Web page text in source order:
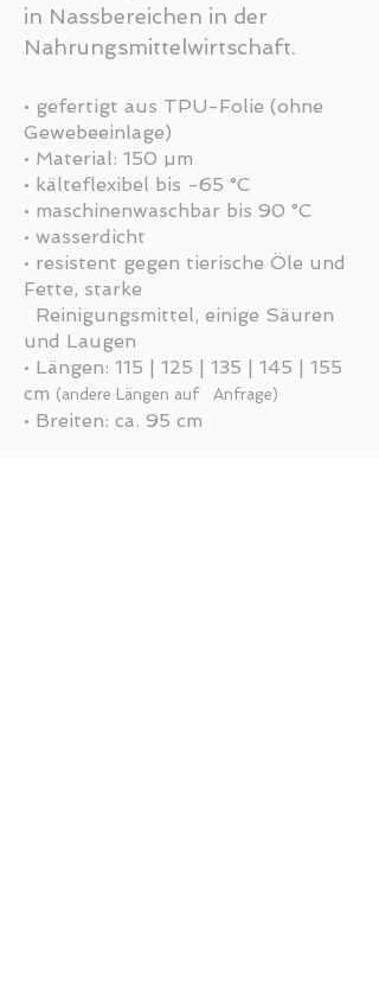
in Nassbereichen in der
Nahrungsmittelwirtschaft.
• gefertigt aus TPU-Folie (ohne
Gewebeeinlage)
• Material: 150 µm
• kälteflexibel bis -65 °C
• maschinenwaschbar bis 90 °C
• wasserdicht
• resistent gegen tierische Öle und
Fette, starke
Reinigungsmittel, einige Säuren
und Laugen
• Längen: 115 | 125 | 135 | 145 | 155
cm (andere Längen auf Anfrage)
• Breiten: ca. 95 cm